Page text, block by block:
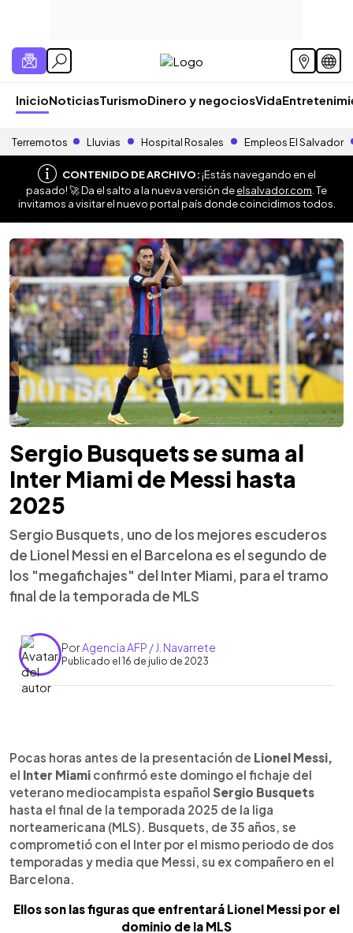
InicioNoticiasTurismoDinero y negociosVida
Terremotos Lluvias Hospital Rosales Empleos El Salvador
CONTENIDO DE ARCHIVO:¡Estás navegando en el
pasado! 🚀 Da el salto a la nueva versión deelsalvador.com . Te
invitamos a visitar el nuevo portal país donde coincidimos todos.
Sergio Busquets se suma al
Inter Miami de Messi hasta
2025
Sergio Busquets, uno de los mejores escuderos
de Lionel Messi en el Barcelona es el segundo de
los "megafichajes" del Inter Miami, para el tramo
final de la temporada de MLS
PorAgencia AFP / J. Navarrete
Publicado el 16 de julio de 2023
► Escuchar artículo
Pocas horas antes de la presentación de Lionel Messi,
el Inter Miami confirmó este domingo el fichaje del
veterano mediocampista español Sergio Busquets
hasta el final de la temporada 2025 de la liga
norteamericana (MLS). Busquets, de 35 años, se
comprometió con el Inter por el mismo periodo de dos
temporadas y media que Messi, su ex compañero en el
Barcelona.
Ellos son las figuras que enfrentará Lionel Messi por el
dominio de la MLS